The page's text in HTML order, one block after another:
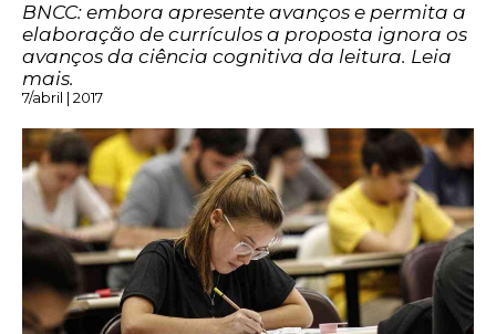
BNCC: embora apresente avanços e permita a
elaboração de currículos a proposta ignora os
avanços da ciência cognitiva da leitura. Leia
mais.
7/abril | 2017